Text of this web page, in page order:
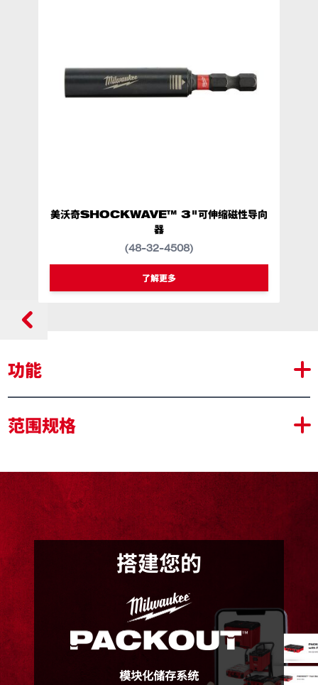
美沃奇SHOCKWAVE™ 3"可伸缩磁性导向
器
(48-32-4508)
了解更多
功能
保护批头的适配性，延长使用寿命。
定制合金76™钢，最大化耐磨和抗冲击性能
盒子设计优化，可以放入 PACKOUT 系列工具箱中，无
论是打开还是关闭状态
为用户提供了灵活性，以适应他们的批头和盒子存储解决
方案
双头设计，最大化应用的多功能性
范围规格
包装详情 48-32-4361PS
PH2/PH2 65mm (8)
搭建您的
模块化储存系统